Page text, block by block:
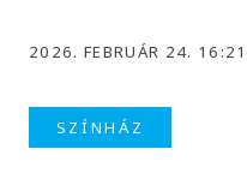
2026. FEBRUÁR 24. 16:21
SZÍNHÁZ